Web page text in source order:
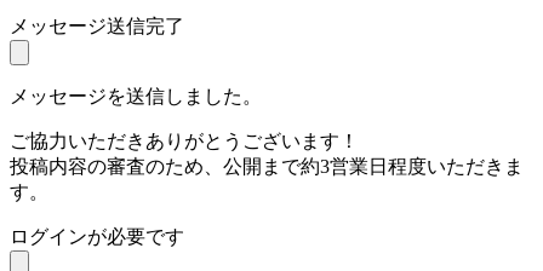
メッセージ送信完了
メッセージを送信しました。
ご協力いただきありがとうございます！
投稿内容の審査のため、公開まで約3営業日程度いただきま
す。
ログインが必要です